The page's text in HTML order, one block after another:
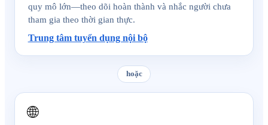
quy mô lớn—theo dõi hoàn thành và nhắc người chưa
tham gia theo thời gian thực.
Trung tâm tuyển dụng nội bộ
hoặc
🌐